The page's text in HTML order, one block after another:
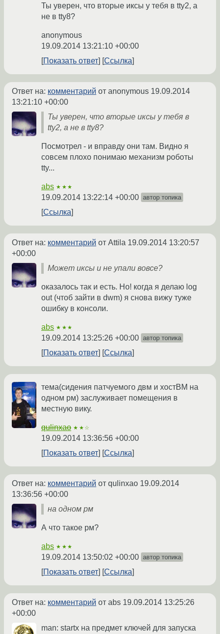
Ты уверен, что вторые иксы у тебя в tty2, а
не в tty8?
anonymous
19.09.2014 13:21:10 +00:00
Показать ответ
Ссылка
Ответ на: комментарий от anonymous 19.09.2014
13:21:10 +00:00
Ты уверен, что вторые иксы у тебя в
tty2, а не в tty8?
Посмотрел - и вправду они там. Видно я
совсем плохо понимаю механизм роботы
tty...
abs ★★★
19.09.2014 13:22:14 +00:00 автор топика
Ссылка
Ответ на: комментарий от Attila 19.09.2014 13:20:57
+00:00
Может иксы и не упали вовсе?
оказалось так и есть. Но! когда я делаю log
out (чтоб зайти в dwm) я снова вижу туже
ошибку в консоли.
abs ★★★
19.09.2014 13:25:26 +00:00 автор топика
Показать ответ Ссылка
тема(сидения патчуемого двм и хостВМ на
одном рм) заслуживает помещения в
местную вику.
qulinxao ★★☆
19.09.2014 13:36:56 +00:00
Показать ответ
Ссылка
Ответ на: комментарий от qulinxao 19.09.2014
13:36:56 +00:00
на одном рм
А что такое рм?
abs ★★★
19.09.2014 13:50:02 +00:00 автор топика
Показать ответ Ссылка
Ответ на: комментарий от abs 19.09.2014 13:25:26
+00:00
man: startx на предмет ключей для запуска